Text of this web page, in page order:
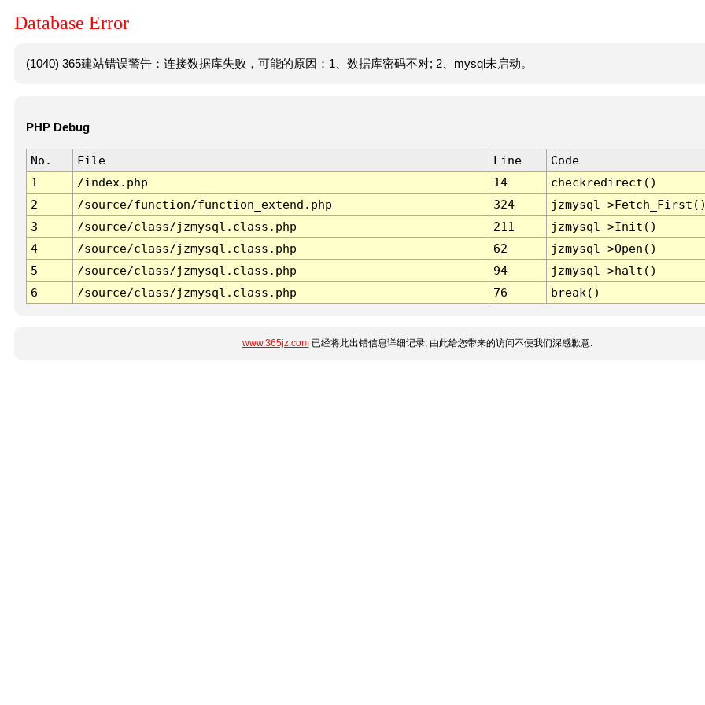
Database Error
(1040) 365建站错误警告：连接数据库失败，可能的原因：1、数据库密码不对; 2、mysql未启动。
PHP Debug
No. File Line
Code
1
/index.php 14
checkredirect()
2
/source/function/function_extend.php 324
jzmysql-
3
/source/class/jzmysql.class.php 211
jzmysql->Init()
4
/source/class/jzmysql.class.php 62
jzmysql->Open()
5
/source/class/jzmysql.class.php 94
jzmysql->halt()
6
/source/class/jzmysql.class.php 76 break()
www.365jz.com已经将此出错信息详细记录, 由此给您带来的访问不便我们深感歉意.